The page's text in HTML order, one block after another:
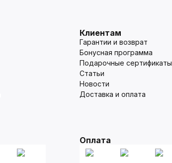
Клиентам
Гарантии и возврат
Бонусная программа
Подарочные сертификаты
Статьи
Новости
Доставка и оплата
Оплата